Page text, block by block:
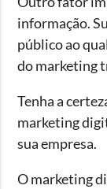
informação.
público ao
do marketing
Tenha a
marketing
sua empresa.
O marketing